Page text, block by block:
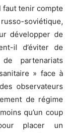
faut tenir compte
soviétique,
développer de
il d’éviter de
partenariats
» face à
observateurs
de régime
qu’un coup
placer un